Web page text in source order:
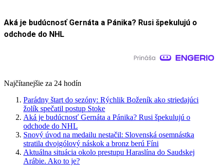
Aká je budúcnosť Gernáta a Pánika? Rusi špekulujú o
odchode do NHL
Najčítanejšie za 24 hodín
Parádny štart do sezóny: Rýchlik Boženík ako striedajúci
žolík spečatil postup Stoke
Aká je budúcnosť Gernáta a Pánika? Rusi špekulujú o
odchode do NHL
Snový úvod na medailu nestačil: Slovenská osemnástka
stratila dvojgólový náskok a bronz berú Fíni
Aktuálna situácia okolo prestupu Haraslína do Saudskej
Arábie. Ako to je?